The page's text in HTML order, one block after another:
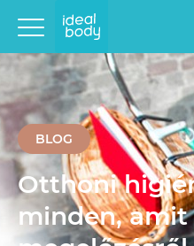
BLOG
Otthoni
minden, amit